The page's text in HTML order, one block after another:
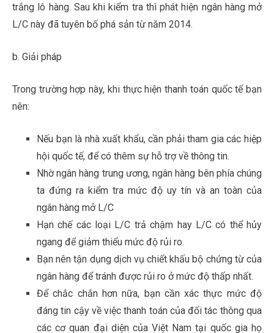
trắng lô hàng. Sau khi kiểm tra thì phát hiện ngân hàng mở
L/C này đã tuyên bố phá sản từ năm 2014.
b. Giải pháp
Trong trường hợp này, khi thực hiện thanh toán quốc tế bạn
nên:
Nếu bạn là nhà xuất khẩu, cần phải tham gia các hiệp
hội quốc tế, để có thêm sự hỗ trợ về thông tin.
Nhờ ngân hàng trung ương, ngân hàng bên phía chúng
ta đứng ra kiểm tra mức độ uy tín và an toàn của
ngân hàng mở L/C
Hạn chế các loại L/C trả chậm hay L/C có thể hủy
ngang để giảm thiểu mức độ rủi ro.
Bạn nên tận dụng dịch vụ chiết khấu bộ chứng từ của
ngân hàng để tránh được rủi ro ở mức độ thấp nhất.
Để chắc chắn hơn nữa, bạn cần xác thực mức độ
đáng tin cậy về việc thanh toán của đối tác thông qua
các cơ quan đại diện của Việt Nam tại quốc gia họ